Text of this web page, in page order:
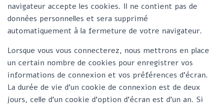
navigateur accepte les cookies. Il ne contient pas de
données personnelles et sera supprimé
automatiquement à la fermeture de votre navigateur.
Lorsque vous vous connecterez, nous mettrons en place
un certain nombre de cookies pour enregistrer vos
informations de connexion et vos préférences d’écran.
La durée de vie d’un cookie de connexion est de deux
jours, celle d’un cookie d’option d’écran est d’un an. Si